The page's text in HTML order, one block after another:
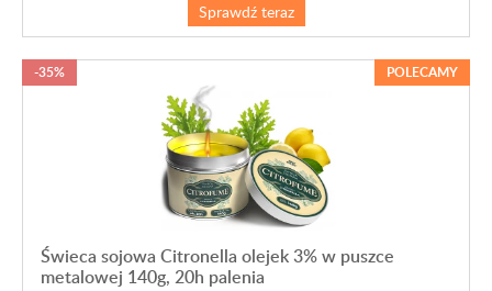
Sprawdź teraz
Świeca sojowa Citronella olejek 3% w puszce
metalowej 140g, 20h palenia
-35% POLECAMY